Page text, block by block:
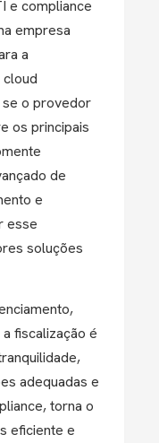
e compliance
empresa
a
o provedor
os principais
de
e
esse
soluções
fiscalização é
adequadas e
torna o
eficiente e